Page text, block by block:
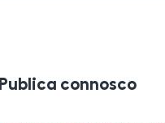
Publica connosco